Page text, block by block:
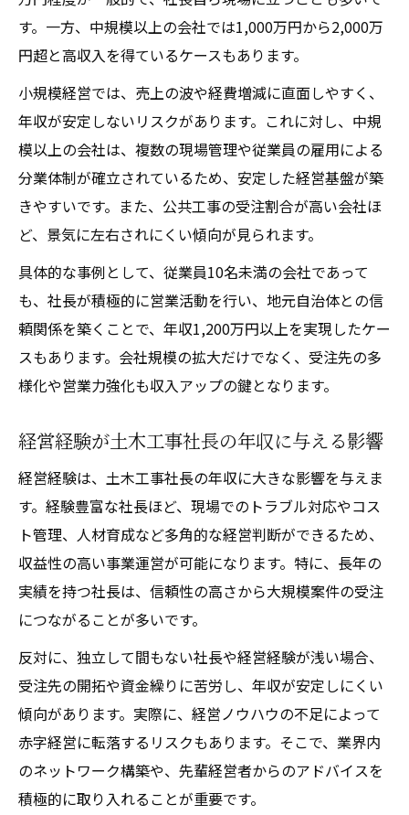
す。一方、中規模以上の会社では1,000万円から2,000万
円超と高収入を得ているケースもあります。
小規模経営では、売上の波や経費増減に直面しやすく、
年収が安定しないリスクがあります。これに対し、中規
模以上の会社は、複数の現場管理や従業員の雇用による
分業体制が確立されているため、安定した経営基盤が築
きやすいです。また、公共工事の受注割合が高い会社ほ
ど、景気に左右されにくい傾向が見られます。
具体的な事例として、従業員10名未満の会社であって
も、社長が積極的に営業活動を行い、地元自治体との信
頼関係を築くことで、年収1,200万円以上を実現したケー
スもあります。会社規模の拡大だけでなく、受注先の多
様化や営業力強化も収入アップの鍵となります。
経営経験が土木工事社長の年収に与える影響
経営経験は、土木工事社長の年収に大きな影響を与えま
す。経験豊富な社長ほど、現場でのトラブル対応やコス
ト管理、人材育成など多角的な経営判断ができるため、
収益性の高い事業運営が可能になります。特に、長年の
実績を持つ社長は、信頼性の高さから大規模案件の受注
につながることが多いです。
反対に、独立して間もない社長や経営経験が浅い場合、
受注先の開拓や資金繰りに苦労し、年収が安定しにくい
傾向があります。実際に、経営ノウハウの不足によって
赤字経営に転落するリスクもあります。そこで、業界内
のネットワーク構築や、先輩経営者からのアドバイスを
積極的に取り入れることが重要です。